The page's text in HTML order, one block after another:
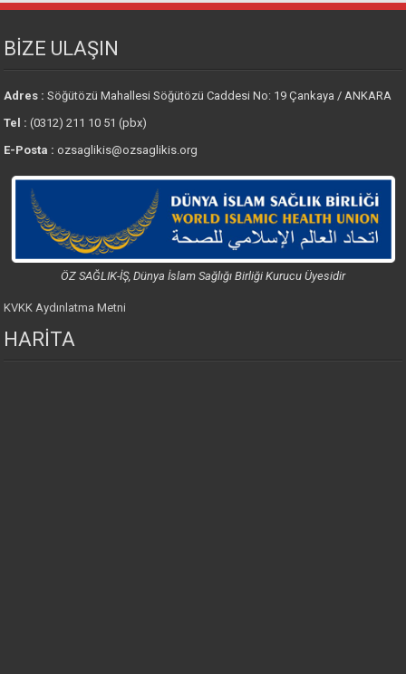
BİZE ULAŞIN
Adres :Söğütözü Mahallesi Söğütözü Caddesi No: 19 Çankaya / ANKARA
Tel : (0312) 211 10 51 (pbx)
E-Posta : ozsaglikis@ozsaglikis.org
ÖZ SAĞLIK-İŞ, Dünya İslam Sağlığı Birliği Kurucu Üyesidir
KVKK Aydınlatma Metni
HARİTA